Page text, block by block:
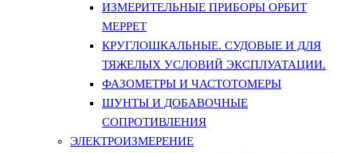
ИЗМЕРИТЕЛЬНЫЕ ПРИБОРЫ ОРБИТ
МЕРРЕТ
КРУГЛОШКАЛЬНЫЕ. СУДОВЫЕ И ДЛЯ
ТЯЖЕЛЫХ УСЛОВИЙ ЭКСПЛУАТАЦИИ.
ФАЗОМЕТРЫ И ЧАСТОТОМЕРЫ
ШУНТЫ И ДОБАВОЧНЫЕ
СОПРОТИВЛЕНИЯ
ЭЛЕКТРОИЗМЕРЕНИЕ